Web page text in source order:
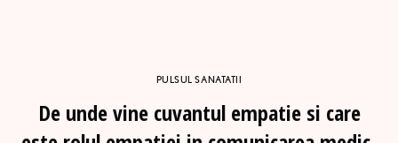
PULSUL SANATATII
De unde vine cuvantul empatie si care